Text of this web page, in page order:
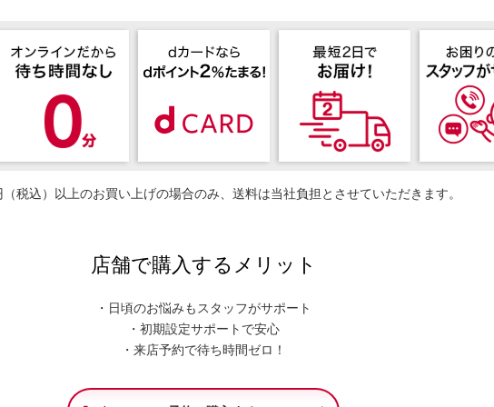
税込）以上のお買い上げの場合のみ、送料は当社負担とさせていただきます。
店舗で購入するメリット
・日頃のお悩みもスタッフがサポート
・初期設定サポートで安心
・来店予約で待ち時間ゼロ！